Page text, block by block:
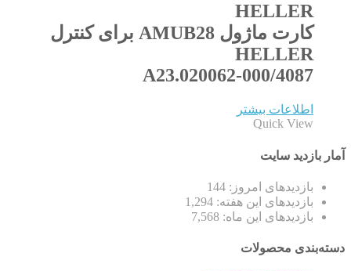
HELLER
کارت ماژول AMUB28 برای کنترل
HELLER
A23.020062-000/4087
اطلاعات بیشتر
Quick View
آمار بازدید سایت
بازدیدهای امروز: 144
بازدیدهای این هفته: 1,294
بازدیدهای این ماه: 7,568
دسته‌بندی محصولات